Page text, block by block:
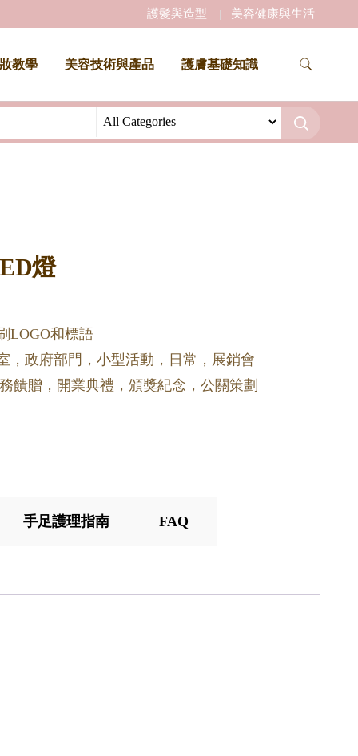
護髮與造型 美容健康與生活
教學 美容技術與產品 護膚基礎知識
燈
LOGO和標語
，政府部門，小型活動，日常，展銷會
饋贈，開業典禮，頒獎紀念，公關策劃
手足護理指南 FAQ